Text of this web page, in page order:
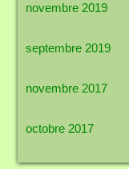
novembre 2019
septembre 2019
novembre 2017
octobre 2017